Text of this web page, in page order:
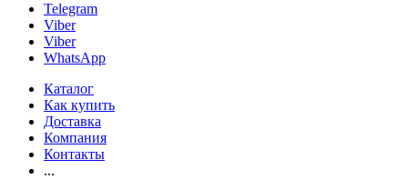
Telegram
Viber
Viber
WhatsApp
Каталог
Как купить
Доставка
Компания
Контакты
...